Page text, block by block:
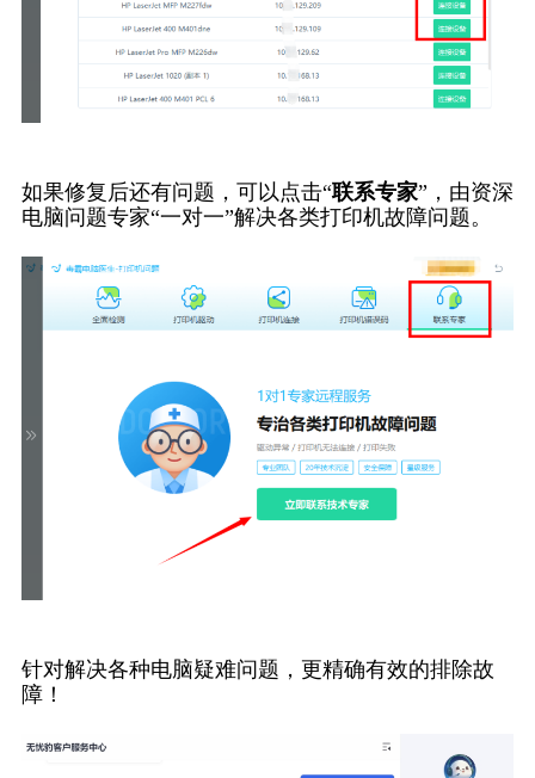
如果修复后还有问题，可以点击“联系专家”，由资深
电脑问题专家“一对一”解决各类打印机故障问题。
针对解决各种电脑疑难问题，更精确有效的排除故
障！